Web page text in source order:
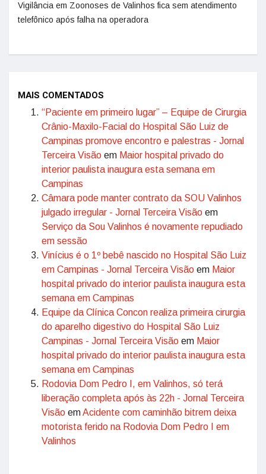
Vigilância em Zoonoses de Valinhos fica sem atendimento
telefônico após falha na operadora
MAIS COMENTADOS
“Paciente em primeiro lugar” – Equipe de Cirurgia
Crânio-Maxilo-Facial do Hospital São Luiz de
Campinas promove encontro e palestras - Jornal
Terceira Visão em Maior hospital privado do
interior paulista inaugura esta semana em
Campinas
Câmara pode manter contrato da SOU Valinhos
julgado irregular - Jornal Terceira Visão em
Serviço da Sou Valinhos é novamente repudiado
em sessão
Vinícius é o 1º bebê nascido no Hospital São Luiz
em Campinas - Jornal Terceira Visão em Maior
hospital privado do interior paulista inaugura esta
semana em Campinas
Equipe da Clínica Concon realiza primeira cirurgia
do aparelho digestivo do Hospital São Luiz
Campinas - Jornal Terceira Visão em Maior
hospital privado do interior paulista inaugura esta
semana em Campinas
Rodovia Dom Pedro I, em Valinhos, só terá
liberação completa após às 22h - Jornal Terceira
Visão emAcidente com caminhão bitrem deixa
motorista ferido na Rodovia Dom Pedro I em
Valinhos